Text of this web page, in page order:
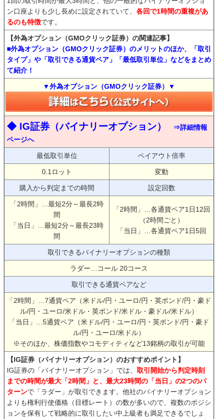
ン口座よりも少し長めに設定されていて、 各回で1時間の重複があ
るのも特徴です。
【外為オプション（GMOクリック証券）の関連記事】
■外為オプション（GMOクリック証券）のメリットのほか、「取引
タイプ」や「取引できる通貨ペア」「最低取引単位」などをまとめ
て紹介！
▼外為オプション（GMOクリック証券）▼
◆ IG証券（バイナリーオプション）
⇒詳細情報
ページへ
最低取引単位 ペイアウト倍率
0.1ロット 変動
購入から判定までの時間 設定回数
「2時間」…最短2分～最長2時
間
「当日」…最短2分～最長23時
間
「2時間」…各通貨ペア1日12回
（2時間ごと）
「当日」…各通貨ペア1日5回
取引できるバイナリーオプションの種類
ラダー…コール 20コース
取引できる通貨ペアなど
「2時間」…7通貨ペア（米ドル/円・ユーロ/円・英ポンド/円・豪ド
ル/円・ユーロ/米ドル・英ポンド/米ドル・豪ドル/米ドル）
「当日」…5通貨ペア（米ドル/円・ユーロ/円・英ポンド/円・豪ド
ル/円・ユーロ/米ドル）
※そのほか、株価指数やコモディティなど13銘柄の取引が可能
【IG証券（バイナリーオプション）のおすすめポイント】
IG証券の「バイナリーオプション」では、 取引開始から判定時刻
までの時間が最大「2時間」と、最大23時間の「当日」の2つのパ
ターンで「ラダー」が取引できます。他社のバイナリーオプション
よりも権利行使価格（目標レート）の数が多いので、複数のポジシ
ョンを保有して戦略的に取引したい中上級者も満足できるでしょ